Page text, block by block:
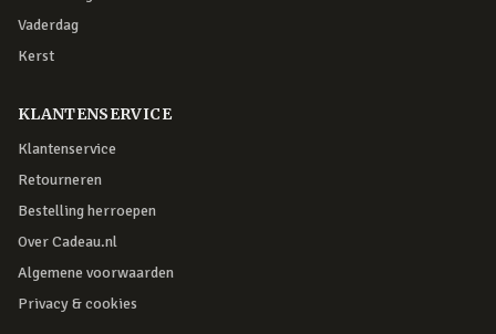
Vaderdag
Kerst
KLANTENSERVICE
Klantenservice
Retourneren
Bestelling herroepen
Over Cadeau.nl
Algemene voorwaarden
Privacy & cookies